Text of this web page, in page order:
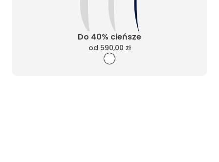
Do 40% cieńsze
od 590,00 zł